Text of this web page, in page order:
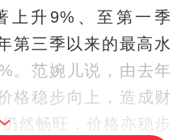
上升9%、至第一季
第三季以来的最高水
。范婉儿说，由去年
格稳步向上，造成财
然畅旺，价格亦稳步